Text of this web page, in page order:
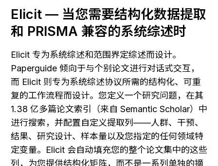
Elicit — 当您需要结构化数据提取
和 PRISMA 兼容的系统综述时
Elicit 专为系统综述和范围界定综述而设计。
Paperguide 倾向于与个别论文进行对话式交互，
而 Elicit 则专为系统综述协议所需的结构化、可重
复的工作流程而设计。您定义一个研究问题，在其
1.38 亿多篇论文索引（来自 Semantic Scholar）中
进行搜索，并配置自定义提取列——人群、干预、
结果、研究设计、样本量以及您指定的任何领域特
定变量。Elicit 会自动填充您的整个论文集中的这些
列，为您提供结构化矩阵，而不是一系列单独的摘